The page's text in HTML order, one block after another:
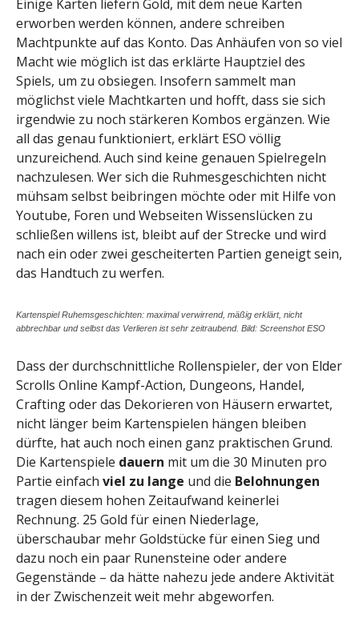
Einige Karten liefern Gold, mit dem neue Karten
erworben werden können, andere schreiben
Machtpunkte auf das Konto. Das Anhäufen von so viel
Macht wie möglich ist das erklärte Hauptziel des
Spiels, um zu obsiegen. Insofern sammelt man
möglichst viele Machtkarten und hofft, dass sie sich
irgendwie zu noch stärkeren Kombos ergänzen. Wie
all das genau funktioniert, erklärt ESO völlig
unzureichend. Auch sind keine genauen Spielregeln
nachzulesen. Wer sich die Ruhmesgeschichten nicht
mühsam selbst beibringen möchte oder mit Hilfe von
Youtube, Foren und Webseiten Wissenslücken zu
schließen willens ist, bleibt auf der Strecke und wird
nach ein oder zwei gescheiterten Partien geneigt sein,
das Handtuch zu werfen.
Kartenspiel Ruhemsgeschichten: maximal verwirrend, mäßig erklärt, nicht
abbrechbar und selbst das Verlieren ist sehr zeitraubend. Bild: Screenshot ESO
Dass der durchschnittliche Rollenspieler, der von Elder
Scrolls Online Kampf-Action, Dungeons, Handel,
Crafting oder das Dekorieren von Häusern erwartet,
nicht länger beim Kartenspielen hängen bleiben
dürfte, hat auch noch einen ganz praktischen Grund.
Die Kartenspiele dauern mit um die 30 Minuten pro
Partie einfach viel zu lange und die Belohnungen
tragen diesem hohen Zeitaufwand keinerlei
Rechnung. 25 Gold für einen Niederlage,
überschaubar mehr Goldstücke für einen Sieg und
dazu noch ein paar Runensteine oder andere
Gegenstände – da hätte nahezu jede andere Aktivität
in der Zwischenzeit weit mehr abgeworfen.